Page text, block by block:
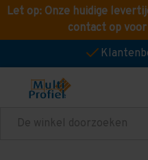
Let op: Onze huidige
contact op
Zoeken